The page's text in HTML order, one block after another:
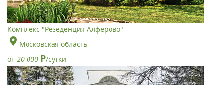
Комплекс "Резеденция Алфёрово"
Московская область
от 20 000 Р/сутки